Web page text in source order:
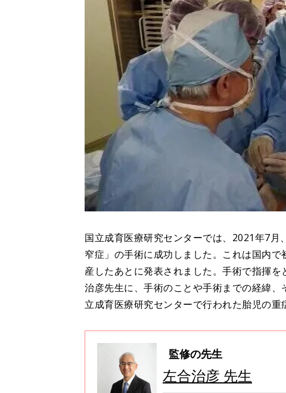
国立成育医療研究センターでは、2021年7月
窄症」の手術に成功しました。これは国内
産したあとに発表されました。手術で指揮
治彦先生に、手術のことや手術までの経緯
立成育医療研究センターで行われた胎児の重
監修の先生
左合治彦 先生